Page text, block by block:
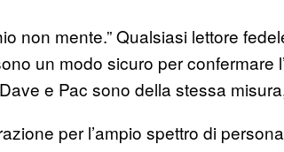
non mente.” Qualsiasi lettore
un modo sicuro per confermare
e Pac sono della stessa
per l’ampio spettro di